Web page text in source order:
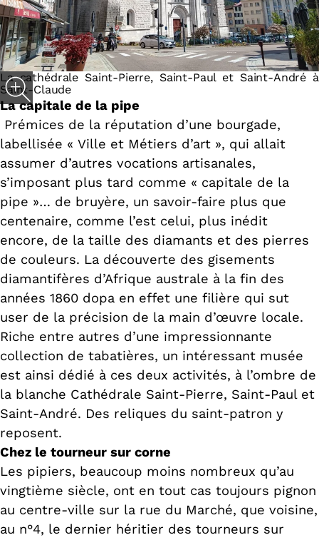
La cathédrale Saint-Pierre, Saint-Paul et Saint-André à
Saint-Claude
La capitale de la pipe
Prémices de la réputation d’une bourgade,
labellisée « Ville et Métiers d’art », qui allait
assumer d’autres vocations artisanales,
s’imposant plus tard comme « capitale de la
pipe »… de bruyère, un savoir-faire plus que
centenaire, comme l’est celui, plus inédit
encore, de la taille des diamants et des pierres
de couleurs. La découverte des gisements
diamantifères d’Afrique australe à la fin des
années 1860 dopa en effet une filière qui sut
user de la précision de la main d’œuvre locale.
Riche entre autres d’une impressionnante
collection de tabatières, un intéressant musée
est ainsi dédié à ces deux activités, à l’ombre de
la blanche Cathédrale Saint-Pierre, Saint-Paul et
Saint-André. Des reliques du saint-patron y
reposent.
Chez le tourneur sur corne
Les pipiers, beaucoup moins nombreux qu’au
vingtième siècle, ont en tout cas toujours pignon
au centre-ville sur la rue du Marché, que voisine,
au n°4, le dernier héritier des tourneurs sur